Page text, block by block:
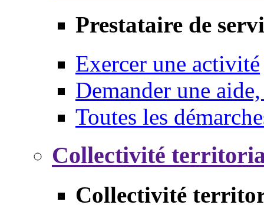
Prestataire de
Exercer une activité
Demander une
Toutes les
Collectivité
Collectivité